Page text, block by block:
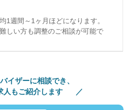
1週間～1ヶ月ほどになります。
しい方も調整のご相談が可能で
イザーに相談でき、
人もご紹介します